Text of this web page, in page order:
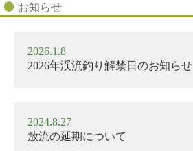
お知らせ
2026
年
渓
り
解
禁
2026.1.8
2026年渓流釣り解禁日のお知らせ
2024.8.27
放流の延期について